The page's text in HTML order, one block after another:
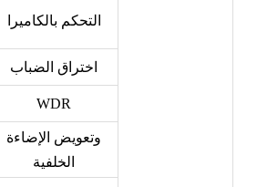
التحكم بالكاميرا
اختراق الضباب
WDR
وتعويض الإضاءة
الخلفية